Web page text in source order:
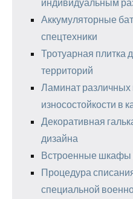
Аккумуляторные
спецтехники
Тротуарная плитка
территорий
Ламинат различных
износостойкости в
Декоративная
дизайна
Встроенные шкафы
Процедура
специальной